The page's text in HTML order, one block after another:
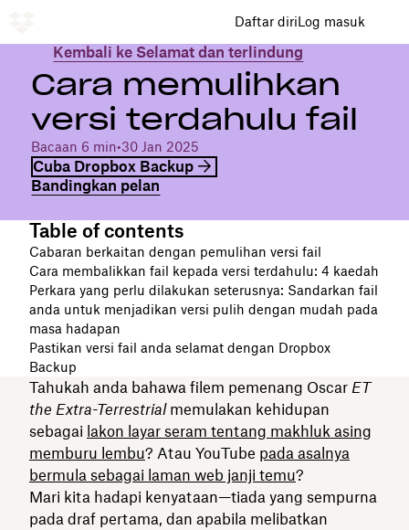
Daftar diriLog masuk
Kembali ke Selamat dan terlindung
Cara memulihkan
versi terdahulu fail
Bacaan 6 min•30 Jan 2025
Cuba Dropbox Backup
Bandingkan pelan
Table of contents
Cabaran berkaitan dengan pemulihan versi fail
Cara membalikkan fail kepada versi terdahulu: 4 kaedah
Perkara yang perlu dilakukan seterusnya: Sandarkan fail
anda untuk menjadikan versi pulih dengan mudah pada
masa hadapan
Pastikan versi fail anda selamat dengan Dropbox
Backup
Tahukah anda bahawa filem pemenang Oscar ET
the Extra-Terrestrialmemulakan kehidupan
sebagai lakon layar seram tentang makhluk asing
memburu lembu? Atau YouTube pada asalnya
bermula sebagai laman web janji temu?
Mari kita hadapi kenyataan—tiada yang sempurna
pada draf pertama, dan apabila melibatkan